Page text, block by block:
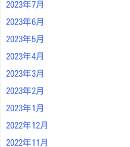
2023年7月
2023年6月
2023年5月
2023年4月
2023年3月
2023年2月
2023年1月
2022年12月
2022年11月